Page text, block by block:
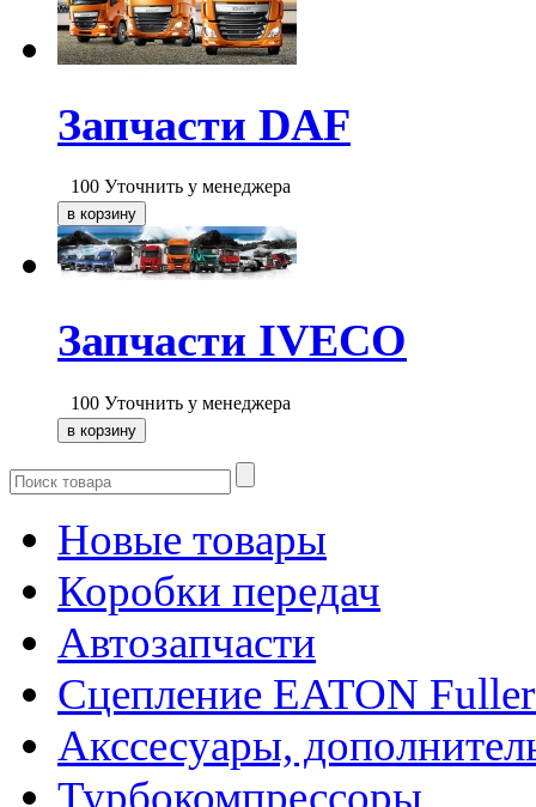
Запчасти DAF
100 Уточнить у менеджера
Запчасти IVECO
100 Уточнить у менеджера
Новые товары
Коробки передач
Автозапчасти
Сцепление EATON
Акссесуары,
Турбокомпрессоры